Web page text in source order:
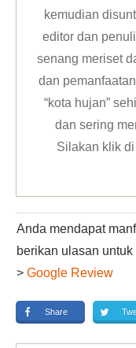
kemudian
editor dan
senang meriset
dan
“kota hujan”
dan sering
Silakan klik
Anda mendapat
berikan ulasan
> Google Review
Share